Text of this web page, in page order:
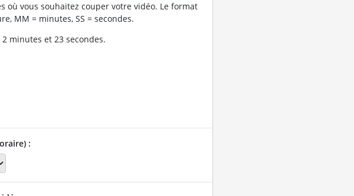
où vous souhaitez couper votre vidéo. Le format
MM = minutes, SS = secondes.
minutes et 23 secondes.
: